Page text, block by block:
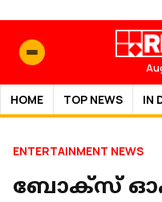
HOME TOP NEWS IN
ENTERTAINMENT NEWS
ബോക്‌സ്